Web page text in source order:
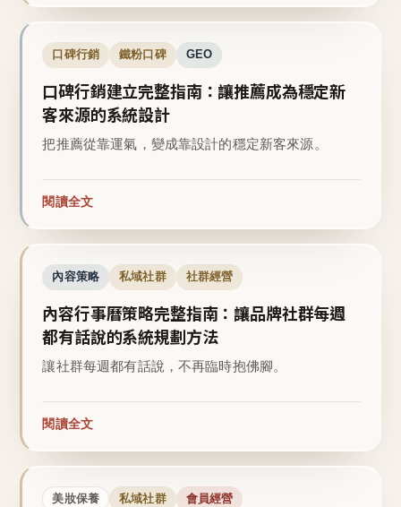
口碑行銷 鐵粉口碑 GEO
口碑行銷建立完整指南：讓推薦成為穩定新
客來源的系統設計
把推薦從靠運氣，變成靠設計的穩定新客來源。
閱讀全文
內容策略 私域社群 社群經營
內容行事曆策略完整指南：讓品牌社群每週
都有話說的系統規劃方法
讓社群每週都有話說，不再臨時抱佛腳。
閱讀全文
美妝保養 私域社群 會員經營